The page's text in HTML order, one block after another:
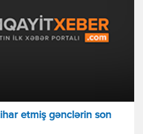
etmiş gənclərin son